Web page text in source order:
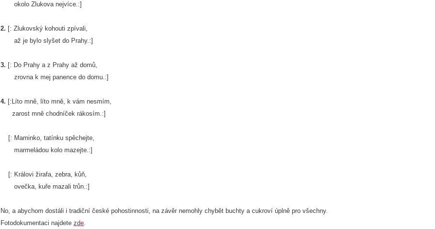
okolo Zlukova nejvíce.:]
2. [: Zlukovský kohouti zpívali,
až je bylo slyšet do Prahy.:]
3. [: Do Prahy a z Prahy až domů,
zrovna k mej panence do domu.:]
4. [:Líto mně, líto mně, k vám nesmím,
zarost mně chodníček rákosím.:]
[: Maminko, tatínku spěchejte,
marmeládou kolo mazejte.:]
[: Královi žirafa, zebra, kůň,
ovečka, kuře mazali trůn.:]
No, a abychom dostáli i tradiční české pohostinnosti, na závěr nemohly chybět buchty a cukroví úplně pro všechny.
Fotodokumentaci najdete zde.